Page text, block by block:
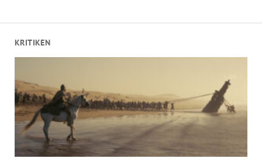
KRITIKEN